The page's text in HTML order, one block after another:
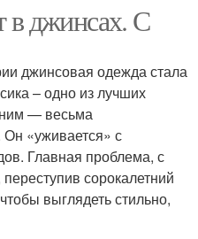
в джинсах. С
джинсовая одежда стала
– одно из лучших
— весьма
«уживается» с
Главная проблема, с
сорокалетний
выглядеть стильно,